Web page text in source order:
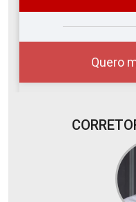
Quero
Qual o
08:00